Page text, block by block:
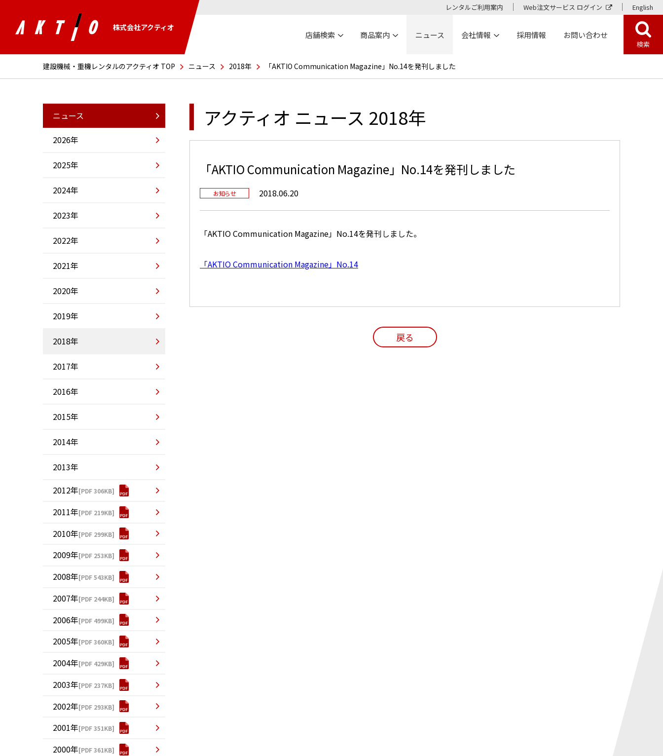
株式会社アクティオ
レンタルご利用案内 Web注文サービス ログイン English
店舗検索 商品案内 ニュース 会社情報 採用情報 お問い合わせ
検索
建設機械・重機レンタルのアクティオ TOP ニュース 2018年 「AKTIO Communication Magazine」No.14を発刊しました
アクティオ ニュース 2018年
「AKTIO Communication Magazine」No.14を発刊しました
お知らせ 2018.06.20
「AKTIO Communication Magazine」No.14を発刊しました。
「AKTIO Communication Magazine」No.14
戻る
ニュース
2026年
2025年
2024年
2023年
2022年
2021年
2020年
2019年
2018年
2017年
2016年
2015年
2014年
2013年
2012年[PDF 306KB]
2011年[PDF 219KB]
2010年[PDF 299KB]
2009年[PDF 253KB]
2008年[PDF 543KB]
2007年[PDF 244KB]
2006年[PDF 499KB]
2005年[PDF 360KB]
2004年[PDF 429KB]
2003年[PDF 237KB]
2002年[PDF 293KB]
2001年[PDF 351KB]
2000年[PDF 361KB]